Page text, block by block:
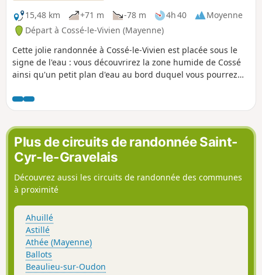
15,48 km
+71 m -78 m 4h 40
Moyenne
Départ à Cossé-le-Vivien (Mayenne)
Cette jolie randonnée à Cossé-le-Vivien est placée sous le
signe de l'eau : vous découvrirez la zone humide de Cossé
ainsi qu'un petit plan d'eau au bord duquel vous pourrez
Plus de circuits de randonnée Saint-
Cyr-le-Gravelais
Découvrez aussi les circuits de randonnée des communes
à proximité
Ahuillé
Astillé
Athée (Mayenne)
Ballots
Beaulieu-sur-Oudon